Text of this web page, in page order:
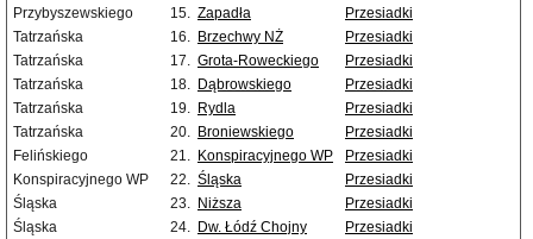
Przybyszewskiego
15. Zapadła
Przesiadki
Tatrzańska
16. Brzechwy NŻ
Przesiadki
Tatrzańska
17. Grota-Roweckiego
Przesiadki
Tatrzańska
18. Dąbrowskiego
Przesiadki
Tatrzańska
19. Rydla
Przesiadki
Tatrzańska
20. Broniewskiego
Przesiadki
Felińskiego
21. Konspiracyjnego WP
Przesiadki
Konspiracyjnego WP
22. Śląska
Przesiadki
Śląska
23. Niższa
Przesiadki
Śląska
24. Dw. Łódź Chojny
Przesiadki